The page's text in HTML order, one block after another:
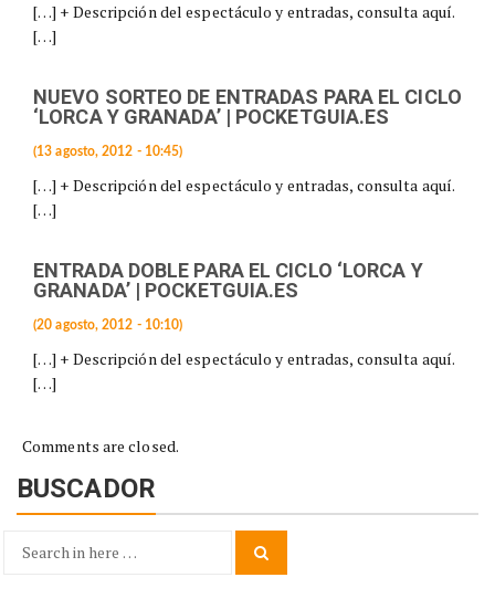
[…] + Descripción del espectáculo y entradas, consulta aquí.
[…]
NUEVO SORTEO DE ENTRADAS PARA EL CICLO
‘LORCA Y GRANADA’ | POCKETGUIA.ES
(13 agosto, 2012 - 10:45)
[…] + Descripción del espectáculo y entradas, consulta aquí.
[…]
ENTRADA DOBLE PARA EL CICLO ‘LORCA Y
GRANADA’ | POCKETGUIA.ES
(20 agosto, 2012 - 10:10)
[…] + Descripción del espectáculo y entradas, consulta aquí.
[…]
Comments are closed.
BUSCADOR
Search